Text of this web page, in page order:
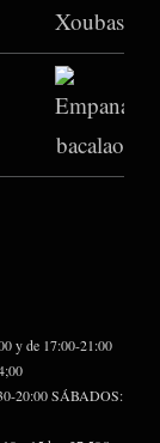
y de 17:00-21:00
20:00 SÁBADOS: